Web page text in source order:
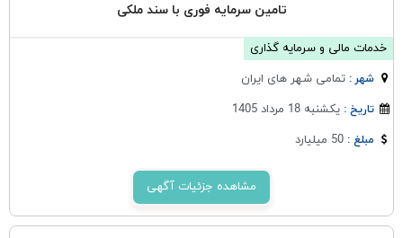
تامین سرمایه فوری با سند ملکی
خدمات مالی و سرمایه گذاری
شهر :تمامی شهر های ایران
تاریخ :یکشنبه 18 مرداد 1405
مبلغ :50 میلیارد
مشاهده جزئیات آگهی